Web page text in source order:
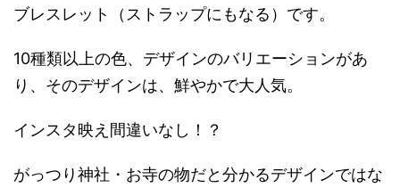
ブレスレット（ストラップにもなる）です。
10種類以上の色、デザインのバリエーションがあ
り、そのデザインは、鮮やかで大人気。
インスタ映え間違いなし！？
がっつり神社・お寺の物だと分かるデザインではな